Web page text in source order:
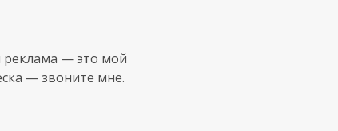
реклама — это мой
— звоните мне.